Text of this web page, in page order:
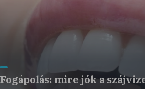
Fogápolás: mire jók a